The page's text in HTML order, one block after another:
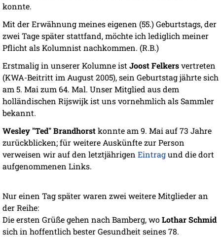
konnte.
Mit der Erwähnung meines eigenen (55.) Geburtstags, der
zwei Tage später stattfand, möchte ich lediglich meiner
Pflicht als Kolumnist nachkommen. (R.B.)
Erstmalig in unserer Kolumne ist Joost Felkersvertreten
(KWA-Beitritt im August 2005), sein Geburtstag jährte sich
am 5. Mai zum 64. Mal. Unser Mitglied aus dem
holländischen Rijswijk ist uns vornehmlich als Sammler
bekannt.
Wesley "Ted" Brandhorstkonnte am 9. Mai auf 73 Jahre
zurückblicken; für weitere Auskünfte zur Person
verweisen wir auf den letztjährigen Eintragund die dort
aufgenommenen Links.
Nur einen Tag später waren zwei weitere Mitglieder an
der Reihe:
Die ersten Grüße gehen nach Bamberg, woLothar Schmid
sich in hoffentlich bester Gesundheit seines 78.